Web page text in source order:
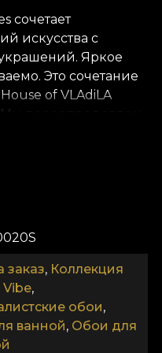
сочетает
искусства с
Яркое
Это сочетание
of VLAdiLA
Мы переопределяем
Мы
Vlies. Это нетканый
долговечный. Мы
чтобы вы
принесёте
гладкая и
структуру,
заказ, Коллекция
Vibe,
обои,
ванной, Обои для